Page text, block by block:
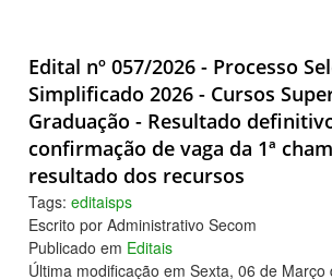
Edital nº 057/2026 - Processo
Simplificado 2026 - Cursos
Graduação - Resultado
confirmação de vaga da 1ª
resultado dos recursos
Tags: editaisps
Escrito por Administrativo Secom
Publicado em Editais
Última modificação em Sexta, 06 de Março